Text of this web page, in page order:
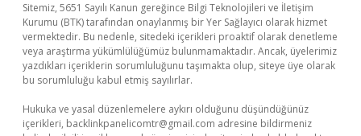
Sitemiz, 5651 Sayılı Kanun gereğince Bilgi Teknolojileri ve İletişim
Kurumu (BTK) tarafından onaylanmış bir Yer Sağlayıcı olarak hizmet
vermektedir. Bu nedenle, sitedeki içerikleri proaktif olarak denetleme
veya araştırma yükümlülüğümüz bulunmamaktadır. Ancak, üyelerimiz
yazdıkları içeriklerin sorumluluğunu taşımakta olup, siteye üye olarak
bu sorumluluğu kabul etmiş sayılırlar.
Hukuka ve yasal düzenlemelere aykırı olduğunu düşündüğünüz
içerikleri, backlinkpanelicomtr@gmail.com adresine bildirmeniz